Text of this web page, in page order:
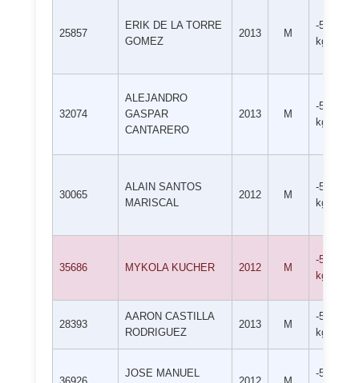
25857
ERIK DE LA TORRE
GOMEZ
2013 M
-55
kg
32074
ALEJANDRO
GASPAR
CANTARERO
2013 M
-55
kg
30065
ALAIN SANTOS
MARISCAL
2012 M
-55
kg
35686 MYKOLA KUCHER 2012 M
-55
kg
28393
AARON CASTILLA
RODRIGUEZ
2013 M
-55
kg
JOSE MANUEL
-55